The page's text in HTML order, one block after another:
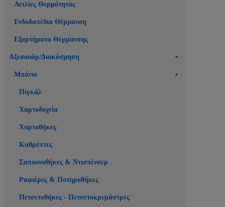
Αντλίες Θερμότητας
Ενδοδαπέδια Θέρμανση
Εξαρτήματα Θέρμανσης
Αξεσουάρ/Διακόσμηση
Μπάνιο
Πιγκάλ
Χαρτοδοχεία
Χαρτοθήκες
Καθρέπτες
Σαπουνοθήκες & Ντισπένσερ
Ραφιέρες & Ποτηροθήκες
Πετσετοθήκες - Πετσετοκρεμάστρες